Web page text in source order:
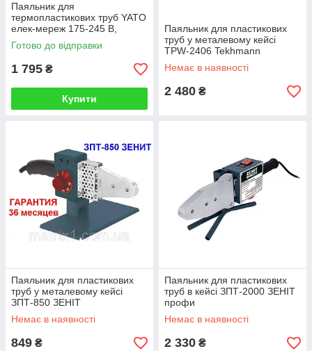
Паяльник для
термопластикових труб YATO
елек-мереж 175-245 В,
P=800Вт, Ø=16-32мм з 4
адаптерами
Готово до відправки
1 795 ₴
Купити
Паяльник для пластикових
труб у металевому кейсі
TPW-2406 Tekhmann
Немає в наявності
2 480 ₴
Паяльник для пластикових
труб у металевому кейсі
ЗПТ-850 ЗЕНІТ
Немає в наявності
849 ₴
Паяльник для пластикових
труб в кейсі ЗПТ-2000 ЗЕНІТ
профи
Немає в наявності
2 330 ₴